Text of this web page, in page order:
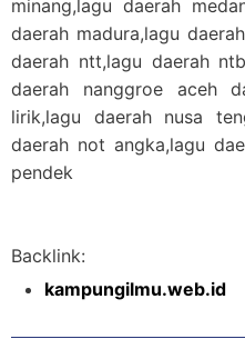
minang,lagu daerah
daerah madura,lagu
daerah ntt,lagu daerah
daerah nanggroe aceh
lirik,lagu daerah nusa
daerah not angka,lagu
pendek
Backlink:
kampungilmu.web.id